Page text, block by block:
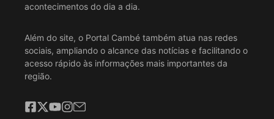
acontecimentos do dia a dia.
Além do site, o Portal Cambé também atua nas redes
sociais, ampliando o alcance das notícias e facilitando o
acesso rápido às informações mais importantes da
região.